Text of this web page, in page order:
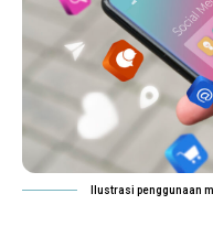
Ilustrasi penggunaan